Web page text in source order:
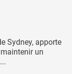
Sydney, apporte
un